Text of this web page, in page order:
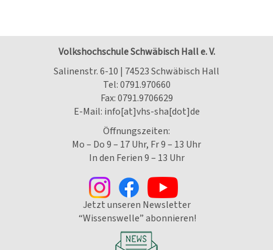
Volkshochschule Schwäbisch Hall e. V.
Salinenstr. 6-10 | 74523 Schwäbisch Hall
Tel:0791.970660
Fax: 0791.9706629
E-Mail: info[at]vhs-sha[dot]de
Öffnungszeiten:
Mo – Do 9 – 17 Uhr, Fr 9 – 13 Uhr
In den Ferien 9 – 13 Uhr
Jetzt unseren Newsletter
“Wissenswelle” abonnieren!